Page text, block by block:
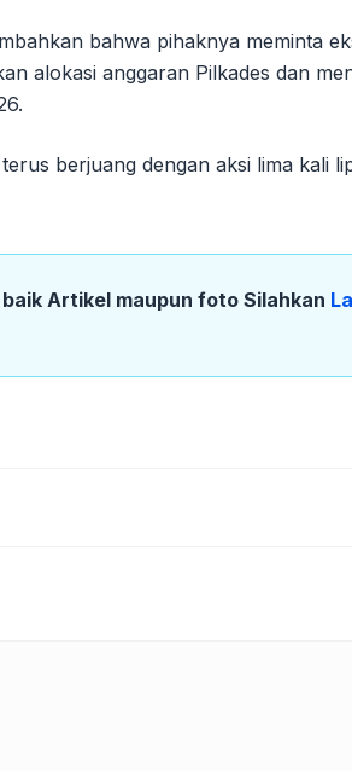
bahwa pihaknya meminta
alokasi anggaran Pilkades dan
berjuang dengan aksi lima kali
Artikel maupun foto Silahkan